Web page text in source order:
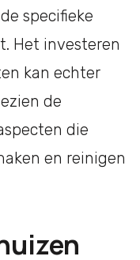
specifieke
Het investeren
kan echter
de
die
en reinigen